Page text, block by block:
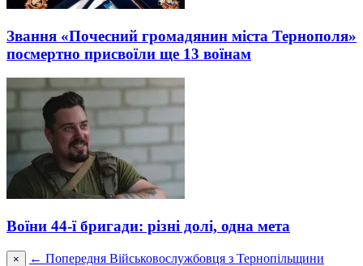
Звання «Почесний громадянин міста Тернополя»
посмертно присвоїли ще 13 воїнам
Воїни 44-ї бригади: різні долі, одна мета
× ← Попередня Військовослужбовця з Тернопільщини